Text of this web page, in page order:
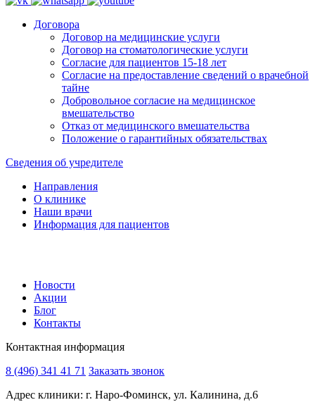
Договора
Договор на медицинские услуги
Договор на стоматологические услуги
Согласие для пациентов 15-18 лет
Согласие на предоставление сведений о врачебной
тайне
Добровольное согласие на медицинское
вмешательство
Отказ от медицинского вмешательства
Положение о гарантийных обязательствах
Сведения об учредителе
Направления
О клинике
Наши врачи
Информация для пациентов
Новости
Акции
Блог
Контакты
Контактная информация
8 (496) 341 41 71 Заказать звонок
Адрес клиники: г. Наро-Фоминск, ул. Калинина, д.6